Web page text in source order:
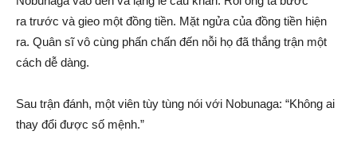
ra trước và gieo một đồng tiền. Mặt ngửa của đồng tiền hiện
ra. Quân sĩvô cùng phấn chấn đến nỗi họ đã thắng trận một
cách dễ dàng.
Sau trận đánh, một viên tùy tùng nói với Nobunaga: “Không ai
thay đổi được số mệnh.”